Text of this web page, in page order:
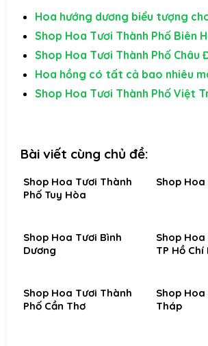
Hoa hướng dương biểu tượng
Shop Hoa Tươi Thành Phố Biên
Shop Hoa Tươi Thành Phố Châu
Hoa hồng có tất cả bao nhiêu
Shop Hoa Tươi Thành Phố Việt
Bài viết cùng chủ đề:
Shop Hoa Tươi Thành
Phố Tuy Hòa
Shop
Shop Hoa Tươi Bình
Dương
Shop Hoa
TP Hồ Chí
Shop Hoa Tươi Thành
Phố Cần Thơ
Shop
Tháp